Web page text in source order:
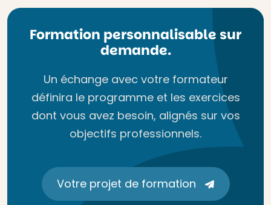
Formation personnalisable sur
demande.
Un échange avec votre formateur
définira le programme et les exercices
dont vous avez besoin, alignés sur vos
objectifs professionnels.
Votre projet de formation